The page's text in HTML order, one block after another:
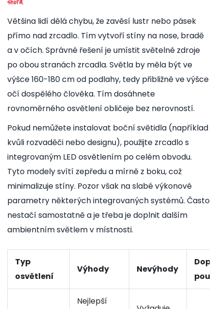
Většina lidí dělá chybu, že zavěsí lustr nebo pásek
přímo nad zrcadlo. Tím vytvoří stíny na nose, bradě
a v očích. Správné řešení je umístit světelné zdroje
po obou stranách zrcadla. Světla by měla být ve
výšce 160-180 cm od podlahy, tedy přibližně ve výšce
očí dospělého člověka. Tím dosáhnete
rovnoměrného osvětlení obličeje bez nerovností.
Pokud nemůžete instalovat boční světidla (například
kvůli rozvaděči nebo designu), použijte zrcadlo s
integrovaným LED osvětlením po celém obvodu.
Tyto modely svítí zepředu a mírně z boku, což
minimalizuje stíny. Pozor však na slabé výkonové
parametry některých integrovaných systémů. Často
nestačí samostatně a je třeba je doplnit dalším
ambientním světlem v místnosti.
Typ
osvětlení
Výhody Nevýhody
Nejlepší